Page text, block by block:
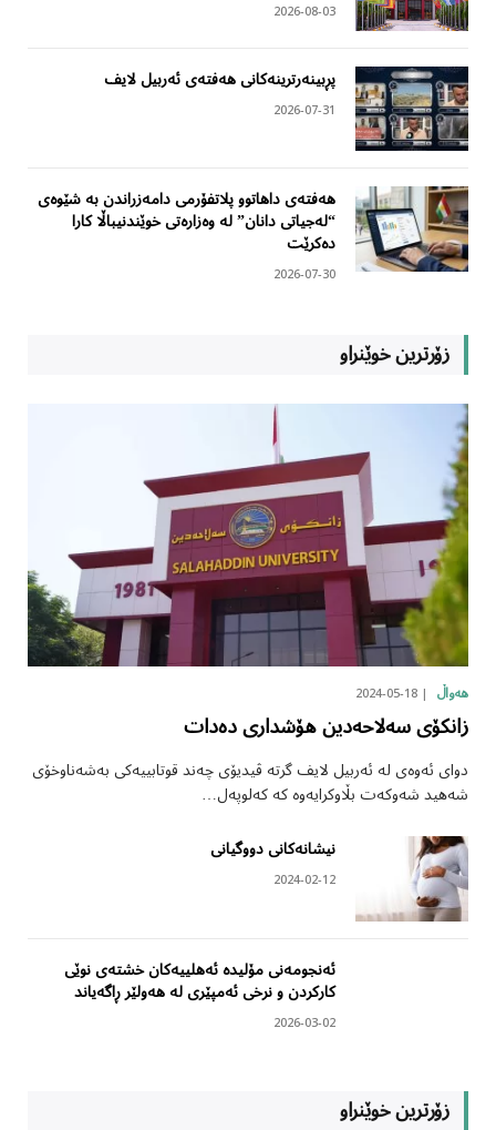
2026-08-03
پڕبینەرترینەکانی هەفتەی ئەربیل لایف
2026-07-31
هەفتەی داهاتوو پلاتفۆرمی دامەزراندن بە شێوەی
“لەجیاتی دانان” لە وەزارەتی خوێندنیباڵا کارا
دەکرێت
2026-07-30
زۆرترین خوێنراو
هەواڵ 2024-05-18
زانکۆی سەلاحەدین هۆشداری دەدات
دوای ئەوەی لە ئەربیل لایف گرتە ڤیدیۆی چەند قوتابییەکی بەشەناوخۆی
شەهید شەوکەت بڵاوکرایەوە کە کەلوپەل…
نیشانەکانی دووگیانی
2024-02-12
ئەنجومەنی مۆلیدە ئەهلییەکان خشتەی نوێی
کارکردن و نرخی ئەمپێری لە هەولێر ڕاگەیاند
2026-03-02
زۆرترین خوێنراو